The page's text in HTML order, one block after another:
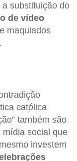
substituição do
de vídeo
maquiados
católica
também são
mídia social que
investem